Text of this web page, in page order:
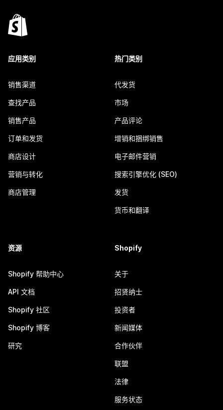
应用类别
销售渠道
查找产品
销售产品
订单和发货
商店设计
营销与转化
商店管理
热门类别
代发货
市场
产品评论
增销和捆绑销售
电子邮件营销
搜索引擎优化 (SEO)
发货
货币和翻译
资源
Shopify 帮助中心
API 文档
Shopify 社区
Shopify 博客
研究
Shopify
关于
招贤纳士
投资者
新闻媒体
合作伙伴
联盟
法律
服务状态